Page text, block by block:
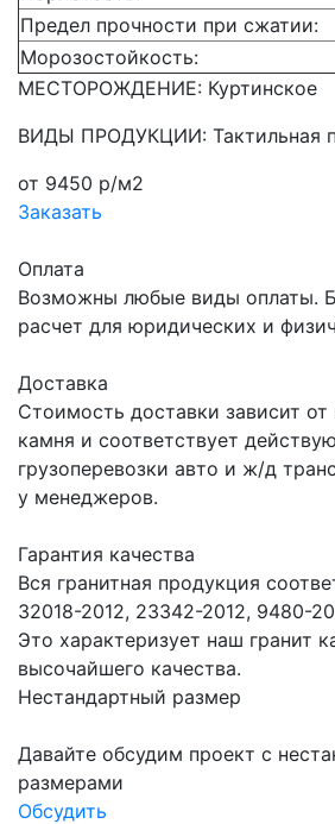
Предел прочности при сжатии:
Морозостойкость:
МЕСТОРОЖДЕНИЕ: Куртинское
ВИДЫ ПРОДУКЦИИ: Тактильная
от 9450 р/м2
Заказать
Оплата
Возможны любые виды оплаты.
расчет для юридических и
Доставка
Стоимость доставки зависит
камня и соответствует
грузоперевозки авто и ж/д
у менеджеров.
Гарантия качества
Вся гранитная продукция
32018-2012, 23342-2012, 9480-
Это характеризует наш гранит
высочайшего качества.
Нестандартный размер
Давайте обсудим проект с
размерами
Обсудить